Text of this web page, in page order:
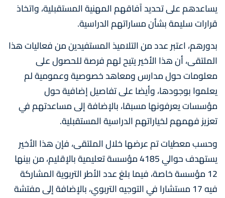
يساعدهم على تحديد آفاقهم المهنية المستقبلية، واتخاذ
قرارات سليمة بشأن مساراتهم الدراسية.
بدورهم، اعتبر عدد من التلاميذ المستفيدين من فعاليات هذا
الملتقى، أن هذا الأخير يتيح لهم فرصة للحصول على
معلومات حول مدارس ومعاهد خصوصية وعمومية لم
يعلموا بوجودها، وأيضا على تفاصيل إضافية حول
مؤسسات يعرفونها مسبقا، بالإضافة إلى مساعدتهم في
تعزيز فهمهم لخياراتهم الدراسية المستقبلية.
وحسب معطيات تم عرضها خلال الملتقى، فإن هذا الأخير
يستهدف حوالي 4185 مؤسسة تعليمية بالإقليم، من بينها
12 مؤسسة خاصة، فيما بلغ عدد الأطر التربوية المشاركة
فيه 17 مستشارا في التوجيه التربوي، بالإضافة إلى مفتشة